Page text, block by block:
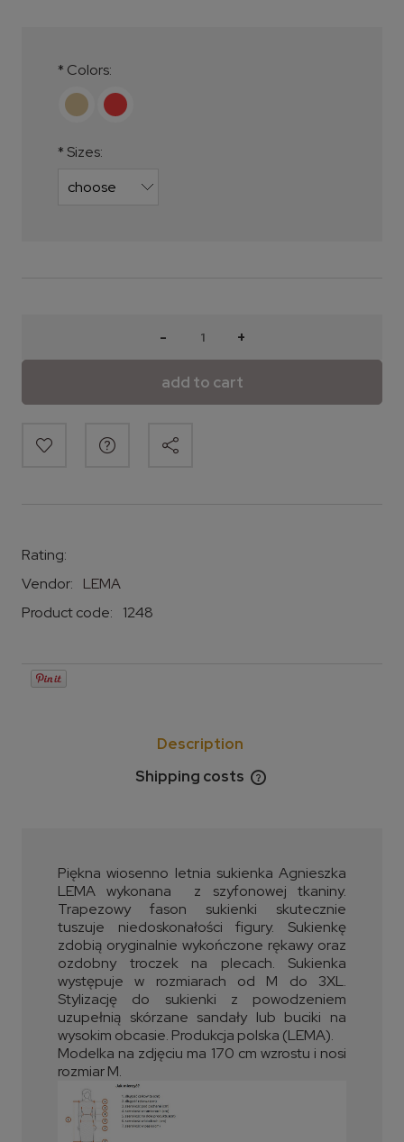
* Colors:
* Sizes:
- +
add to cart
Rating:
Vendor:
LEMA
Product code:
1248
Description
Shipping costs
The price does not include any possible payment
Piękna wiosenno letnia sukienka Agnieszka
LEMA wykonana z szyfonowej tkaniny.
Trapezowy fason sukienki skutecznie
tuszuje niedoskonałości figury. Sukienkę
zdobią oryginalnie wykończone rękawy oraz
ozdobny troczek na plecach. Sukienka
występuje w rozmiarach od M do 3XL.
Stylizację do sukienki z powodzeniem
uzupełnią skórzane sandały lub buciki na
wysokim obcasie. Produkcja polska (LEMA).
Modelka na zdjęciu ma 170 cm wzrostu i nosi
rozmiar M.